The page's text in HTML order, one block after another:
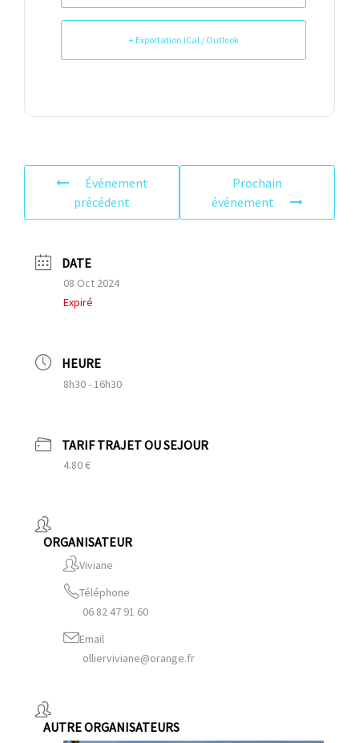
+ Exportation iCal / Outlook
Événement
précédent
Prochain
événement
DATE
08 Oct 2024
Expiré
HEURE
8h30 - 16h30
TARIF TRAJET OU SEJOUR
4.80 €
ORGANISATEUR
Viviane
Téléphone
06 82 47 91 60
Email
ollierviviane@orange.fr
AUTRE ORGANISATEURS